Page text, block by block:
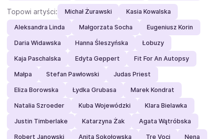
Topowi artyści: Michał Żurawski Kasia Kowalska
Aleksandra Linda Małgorzata Socha Eugeniusz Korin
Daria Widawska Hanna Śleszyńska Łobuzy
Kaja Paschalska Edyta Geppert Fit For An Autopsy
Małpa Stefan Pawłowski Judas Priest
Eliza Borowska Łydka Grubasa Marek Kondrat
Natalia Szroeder Kuba Wojewódzki Klara Bielawka
Justin Timberlake Katarzyna Żak Agata Wątróbska
Robert Janowski Anita Sokołowska Tre Voci Nena